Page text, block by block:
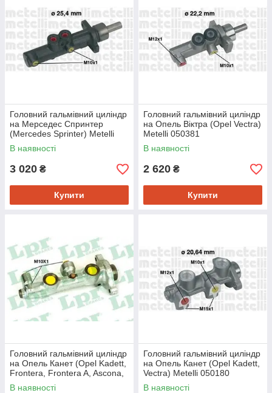
Головний гальмівний циліндр
на Мерседес Спринтер
(Mercedes Sprinter) Metelli
050473
В наявності
3 020 ₴
Купити
Головний гальмівний циліндр
на Опель Віктра (Opel Vectra)
Metelli 050381
В наявності
2 620 ₴
Купити
Головний гальмівний циліндр
на Опель Канет (Opel Kadett,
Frontera, Frontera A, Ascona,
Rekord) Lpr 1817
В наявності
Головний гальмівний циліндр
на Опель Канет (Opel Kadett,
Vectra) Metelli 050180
В наявності